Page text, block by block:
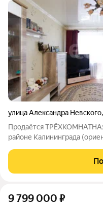
улица Александра Невского,
Продаётся
районе Калининграда
Все комнаты изолированы.
гарнитур с бытовой
9 799 000 ₽